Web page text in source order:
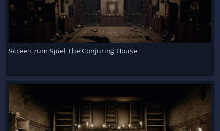
Screen zum Spiel The Conjuring House.